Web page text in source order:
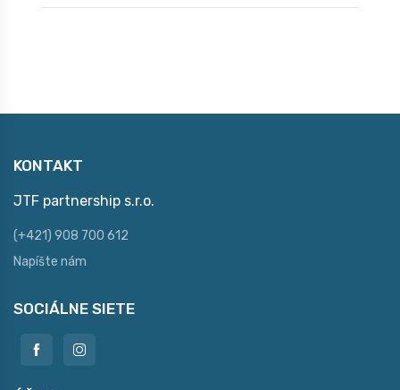
KONTAKT
JTF partnership s.r.o.
(+421) 908 700 612
Napíšte nám
SOCIÁLNE SIETE